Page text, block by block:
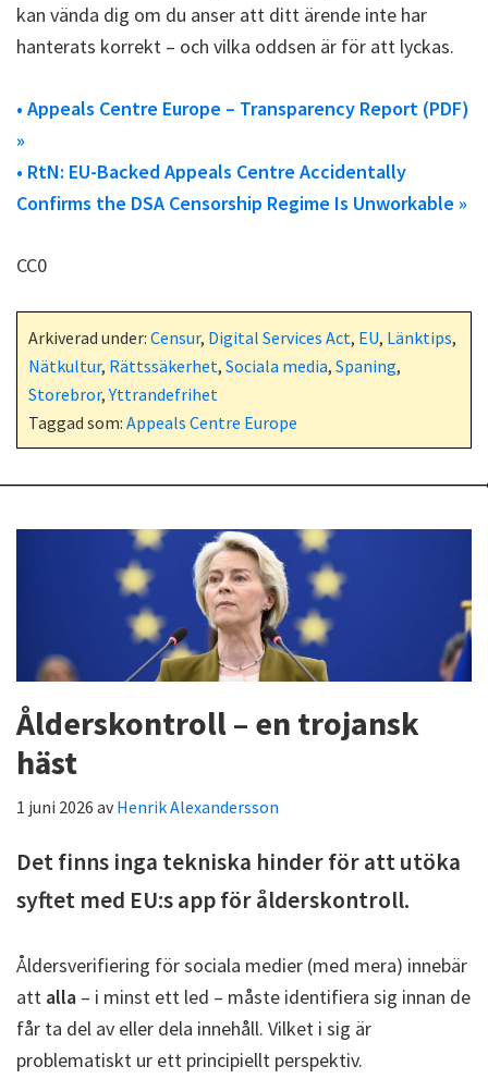
kan vända dig om du anser att ditt ärende inte har
hanterats korrekt – och vilka oddsen är för att lyckas.
• Appeals Centre Europe – Transparency Report (PDF)
»
• RtN: EU-Backed Appeals Centre Accidentally
Confirms the DSA Censorship Regime Is Unworkable »
CC0
Arkiverad under: Censur, Digital Services Act, EU, Länktips,
Nätkultur, Rättssäkerhet, Sociala media, Spaning,
Storebror,Yttrandefrihet
Taggad som: Appeals Centre Europe
Ålderskontroll – en trojansk
häst
1 juni 2026 avHenrik Alexandersson
Det finns inga tekniska hinder för att utöka
syftet med EU:s app för ålderskontroll.
Åldersverifiering för sociala medier (med mera) innebär
att alla – i minst ett led – måste identifiera sig innan de
får ta del av eller dela innehåll. Vilket i sig är
problematiskt ur ett principiellt perspektiv.